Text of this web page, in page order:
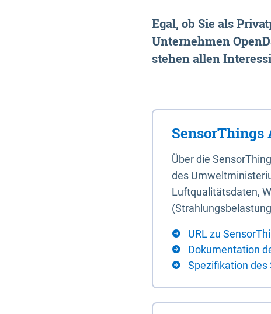
Egal, ob Sie als
Unternehmen
stehen allen
SensorThings
Über die
des
Luftqualitätsdaten,
URL zu
Dokumentation
Spezifikation des